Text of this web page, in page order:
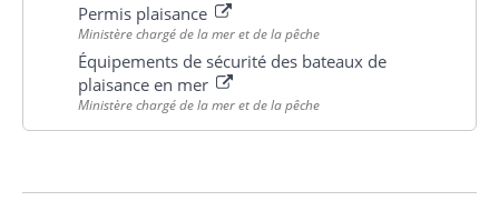
Permis plaisance
Ministère chargé de la mer et de la pêche
Équipements de sécurité des bateaux de
plaisance en mer
Ministère chargé de la mer et de la pêche